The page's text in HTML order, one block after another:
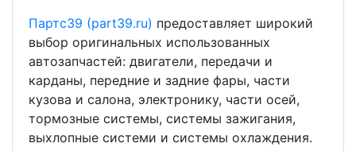
Партс39 (part39.ru) предоставляет широкий
выбор оригинальных использованных
автозапчастей: двигатели, передачи и
карданы, передние и задние фары, части
кузова и салона, электронику, части осей,
тормозные системы, системы зажигания,
выхлопные системи и системы охлаждения.